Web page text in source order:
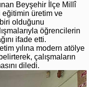
Beyşehir İlçe Millî
eğitimin üretim ve
olduğunu
öğrencilerin
ifade etti.
yılına modern atölye
çalışmaların
diledi.